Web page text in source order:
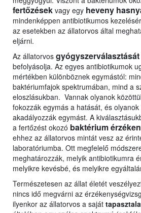
fertőzések vagy egy heveny
mindenképpen antibiotikumos
az esetekben az állatorvos által
eljárni.
Az állatorvos gyógyszerválasztását
befolyásolja. Az egyes antibiotikumok
mértékben különböznek egymástól:
baktériumfajok spektrumában, mind a
eloszlásukban. Vannak olyanok
fokozzák egymás a hatását, és
akadályozzák egymást. A
a fertőzést okozó baktérium
ehhez az állatorvos mintát vesz az
laboratóriumba. Ott megfelelő
meghatározzák, melyik antibiotikumra
melyikre kevésbé, és melyikre
Természetesen az állat életét
nincs idő megvárni az
ilyenkor az állatorvos a saját